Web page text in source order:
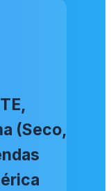
(Seco,